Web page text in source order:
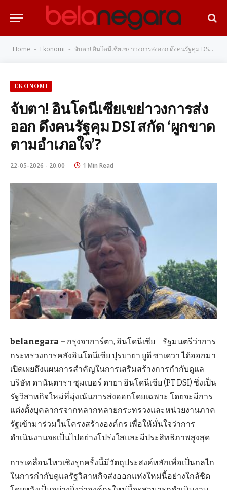
Home - Ekonomi - จับตา! อินโดนีเซียเขย่าวงการส่งออก ดึงคนรัฐคุม DSI สกัด ‘ผูกขาดตามอำเภอใจ’?
EKONOMI
จับตา! อินโดนีเซียเขย่าวงการส่ง
ออก ดึงคนรัฐคุม DSI สกัด ‘ผูกขาด
ตามอำเภอใจ’?
22-05-2026 - 20.00 1 Min Read
belanegara – กรุงจาการ์ตา, อินโดนีเซีย – รัฐมนตรีว่าการ
กระทรวงการคลังอินโดนีเซีย ปุรบายา ยูดี ซาเดวา ได้ออกมา
เปิดเผยถึงแผนการสำคัญในการเสริมสร้างการกำกับดูแล
บริษัท ดานันตารา ซุมเบอร์ ดายา อินโดนีเซีย (PT DSI) ซึ่งเป็น
รัฐวิสาหกิจใหม่ที่มุ่งเน้นการส่งออกโดยเฉพาะ โดยจะมีการ
แต่งตั้งบุคลากรจากหลากหลายกระทรวงและหน่วยงานภาค
รัฐเข้ามาร่วมในโครงสร้างองค์กร เพื่อให้มั่นใจว่าการ
ดำเนินงานจะเป็นไปอย่างโปร่งใสและมีประสิทธิภาพสูงสุด
การเคลื่อนไหวเชิงรุกครั้งนี้มีวัตถุประสงค์หลักเพื่อเป็นกลไก
ในการกำกับดูแลรัฐวิสาหกิจส่งออกแห่งใหม่นี้อย่างใกล้ชิด